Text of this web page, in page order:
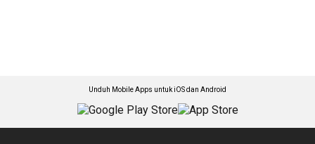
Unduh Mobile Apps untuk iOS dan Android